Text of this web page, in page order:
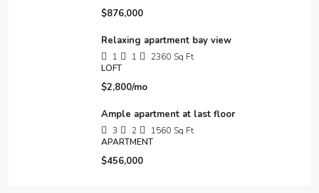
$876,000
Relaxing apartment bay view
1 1 2360 Sq Ft
LOFT
$2,800/mo
Ample apartment at last floor
3 2 1560 Sq Ft
APARTMENT
$456,000